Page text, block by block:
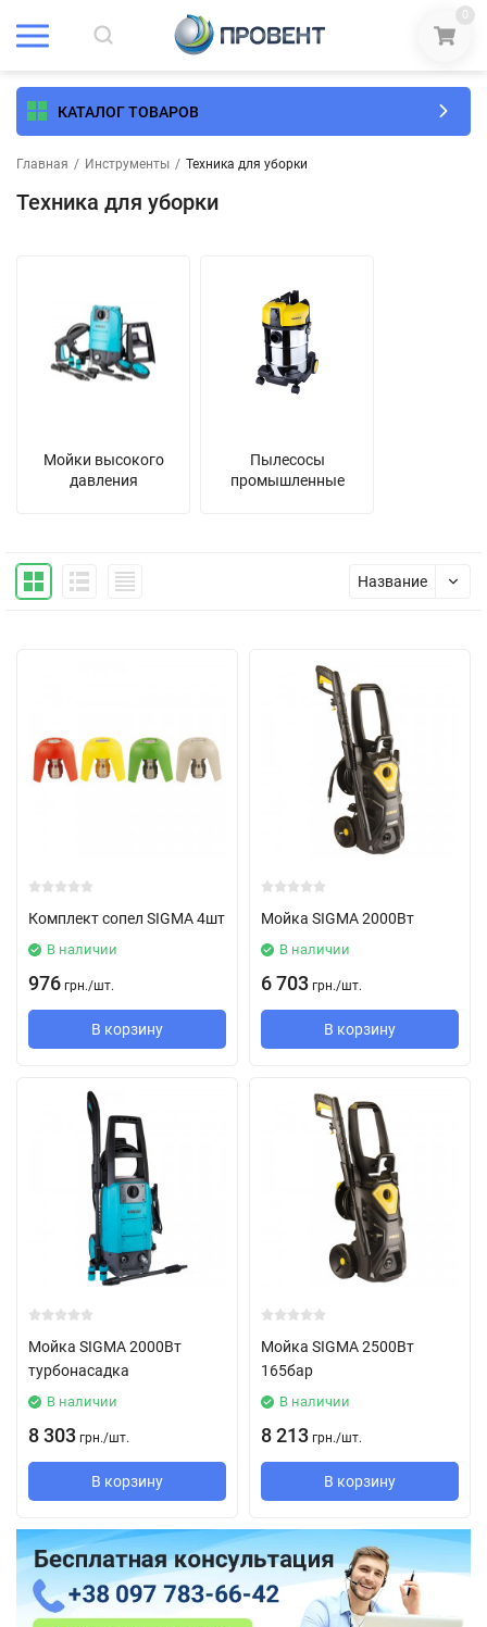
0
КАТАЛОГ ТОВАРОВ
Главная / Инструменты / Техника для уборки
Техника для уборки
Мойки высокого
давления
Пылесосы
промышленные
Название
Комплект сопел SIGMA 4шт
В наличии
976 грн./шт.
В корзину
Мойка SIGMA 2000Вт
В наличии
6 703 грн./шт.
В корзину
Мойка SIGMA 2000Вт
турбонасадка
В наличии
8 303 грн./шт.
В корзину
Мойка SIGMA 2500Вт
165бар
В наличии
8 213 грн./шт.
В корзину